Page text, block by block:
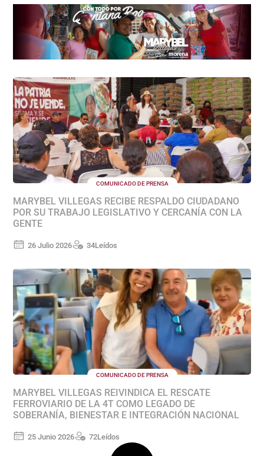
COMUNICADO DE PRENSA
MARYBEL VILLEGAS RECIBE RESPALDO CIUDADANO
POR SU TRABAJO LEGISLATIVO Y CERCANÍA CON LA
GENTE
26 Julio 2026 34Leídos
COMUNICADO DE PRENSA
MARYBEL VILLEGAS REIVINDICA EL RESCATE
FERROVIARIO DE LA 4T COMO LEGADO DE
SOBERANÍA, BIENESTAR E INTEGRACIÓN NACIONAL
25 Junio 2026 72Leídos